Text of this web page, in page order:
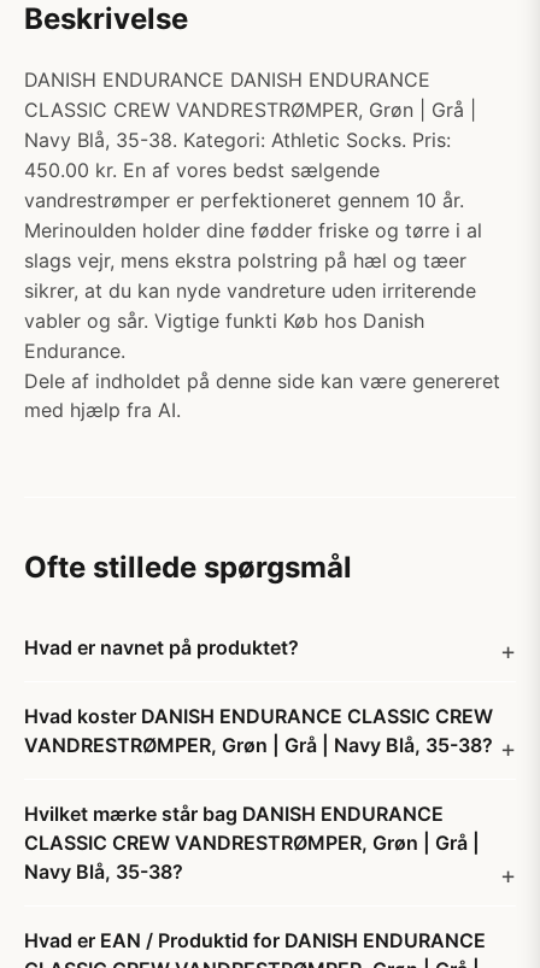
Beskrivelse
DANISH ENDURANCE DANISH ENDURANCE
CLASSIC CREW VANDRESTRØMPER, Grøn | Grå |
Navy Blå, 35-38. Kategori: Athletic Socks. Pris:
450.00 kr. En af vores bedst sælgende
vandrestrømper er perfektioneret gennem 10 år.
Merinoulden holder dine fødder friske og tørre i al
slags vejr, mens ekstra polstring på hæl og tæer
sikrer, at du kan nyde vandreture uden irriterende
vabler og sår. Vigtige funkti Køb hos Danish
Endurance.
Dele af indholdet på denne side kan være genereret
med hjælp fra AI.
Ofte stillede spørgsmål
Hvad er navnet på produktet?
Hvad koster DANISH ENDURANCE CLASSIC CREW
VANDRESTRØMPER, Grøn | Grå | Navy Blå, 35-38?
Hvilket mærke står bag DANISH ENDURANCE
CLASSIC CREW VANDRESTRØMPER, Grøn | Grå |
Navy Blå, 35-38?
Hvad er EAN / Produktid for DANISH ENDURANCE